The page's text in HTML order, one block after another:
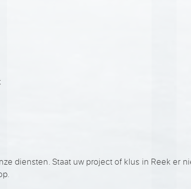
diensten. Staat uw project of klus in Reek er